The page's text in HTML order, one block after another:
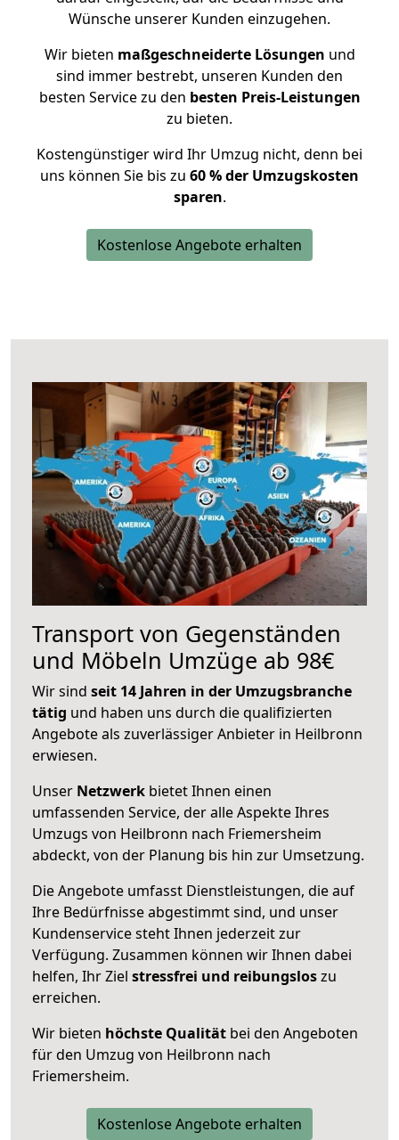
Wünsche unserer Kunden einzugehen.
Wir bieten maßgeschneiderte Lösungen und
sind immer bestrebt, unseren Kunden den
besten Service zu den besten Preis-Leistungen
zu bieten.
Kostengünstiger wird Ihr Umzug nicht, denn bei
uns können Sie bis zu 60 % der Umzugskosten
sparen.
Kostenlose Angebote erhalten
Transport von Gegenständen
und Möbeln Umzüge ab 98€
Wir sind seit 14 Jahren in der Umzugsbranche
tätig und haben uns durch die qualifizierten
Angebote als zuverlässiger Anbieter in Heilbronn
erwiesen.
Unser Netzwerk bietet Ihnen einen
umfassenden Service, der alle Aspekte Ihres
Umzugs von Heilbronn nach Friemersheim
abdeckt, von der Planung bis hin zur Umsetzung.
Die Angebote umfasst Dienstleistungen, die auf
Ihre Bedürfnisse abgestimmt sind, und unser
Kundenservice steht Ihnen jederzeit zur
Verfügung. Zusammen können wir Ihnen dabei
helfen, Ihr Ziel stressfrei und reibungsloszu
erreichen.
Wir bieten höchste Qualität bei den Angeboten
für den Umzug von Heilbronn nach
Friemersheim.
Kostenlose Angebote erhalten